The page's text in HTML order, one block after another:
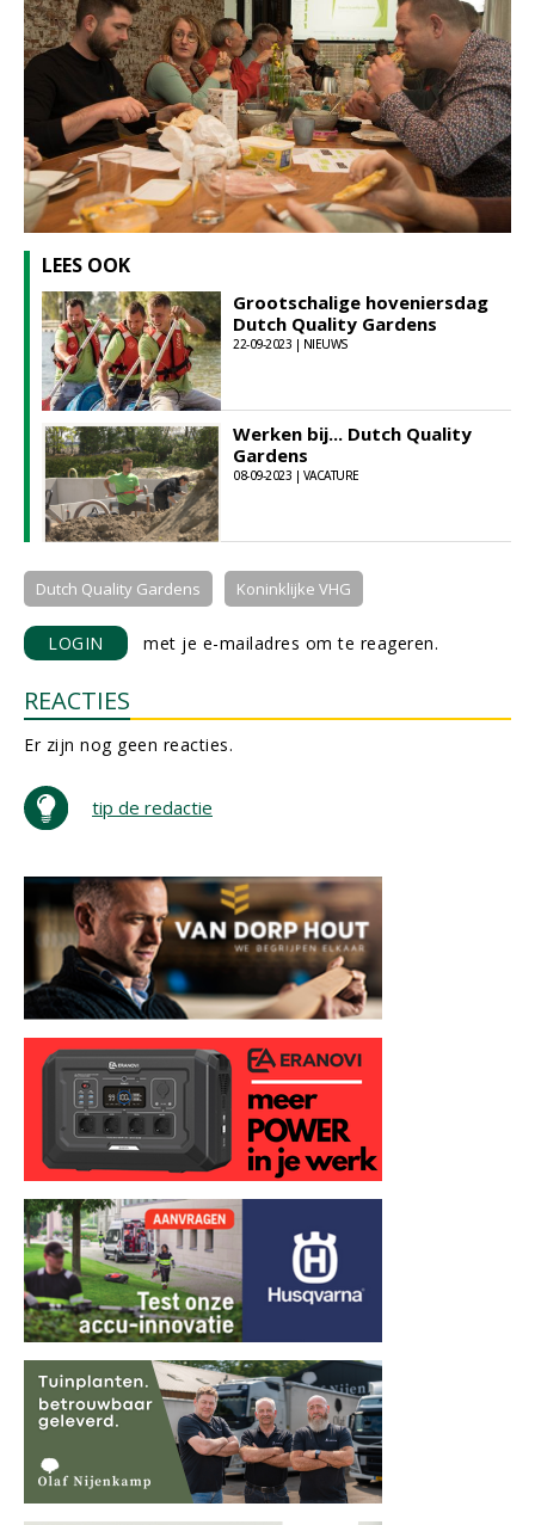
LEES OOK
Grootschalige hoveniersdag
Dutch Quality Gardens
22-09-2023 | NIEUWS
Werken bij... Dutch Quality
Gardens
08-09-2023 | VACATURE
Dutch Quality Gardens Koninklijke VHG
LOGIN met je e-mailadres om te reageren.
REACTIES
Er zijn nog geen reacties.
tip de redactie